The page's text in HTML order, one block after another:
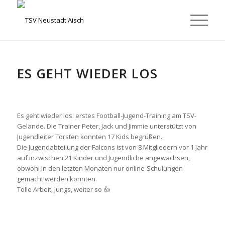
ES GEHT WIEDER LOS
Es geht wieder los: erstes Football-Jugend-Training am TSV-
Gelände. Die Trainer Peter, Jack und Jimmie unterstützt von
Jugendleiter Torsten konnten 17 Kids begrüßen.
Die Jugendabteilung der Falcons ist von 8 Mitgliedern vor 1 Jahr
auf inzwischen 21 Kinder und Jugendliche angewachsen,
obwohl in den letzten Monaten nur online-Schulungen
gemacht werden konnten.
Tolle Arbeit, Jungs, weiter so 👍